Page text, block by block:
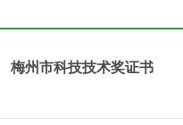
梅州市科技技术奖证书